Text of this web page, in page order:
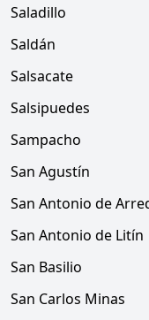
Saladillo
Saldán
Salsacate
Salsipuedes
Sampacho
San Agustín
San Antonio de
San Antonio de Litín
San Basilio
San Carlos Minas